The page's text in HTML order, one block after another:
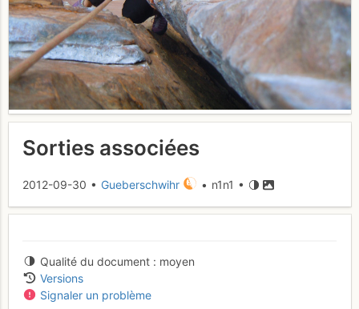
Sorties associées
2012-09-30 • Gueberschwihr • n1n1 •
Qualité du document
moyen
Versions
Signaler un problème